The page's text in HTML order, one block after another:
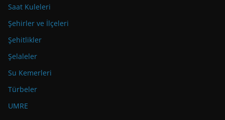
Saat Kuleleri
Şehirler ve İlçeleri
Şehitlikler
Şelaleler
Su Kemerleri
Türbeler
UMRE